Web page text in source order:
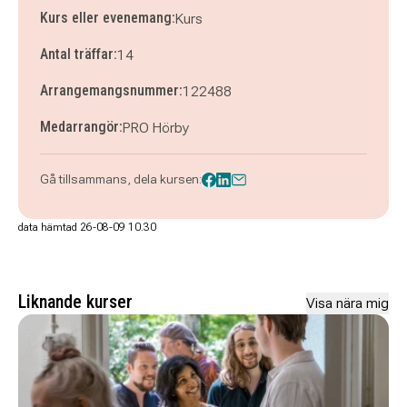
torsdag 10 december 2026
torsdag 17 december 2026
Kurs eller evenemang:Kurs
Antal träffar:14
Arrangemangsnummer:122488
Medarrangör:PRO Hörby
Gå tillsammans, dela kursen:
data hämtad 26-08-09 10.30
Liknande kurser Visa nära mig